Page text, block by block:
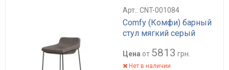
Арт.: CNT-001084
Comfy (Комфи) барный
стул мягкий серый
Цена от 5813 грн.
Нет в наличии